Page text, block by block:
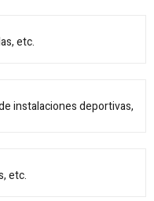
etc.
instalaciones deportivas,
etc.